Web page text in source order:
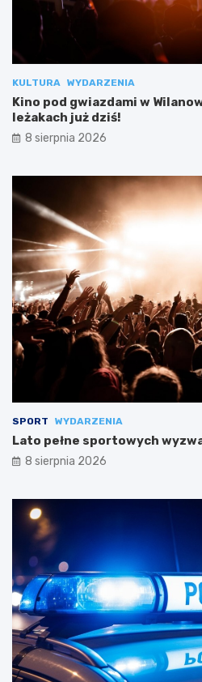
KULTURA WYDARZENIA
Kino pod gwiazdami w
leżakach już dziś!
8 sierpnia 2026
SPORT WYDARZENIA
Lato pełne sportowych
8 sierpnia 2026